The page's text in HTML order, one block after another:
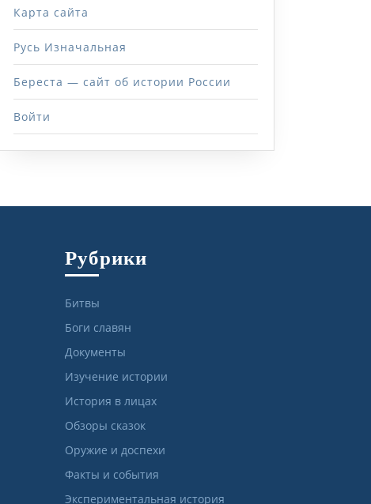
Карта сайта
Русь Изначальная
Береста — сайт об истории России
Войти
Рубрики
Битвы
Боги славян
Документы
Изучение истории
История в лицах
Обзоры сказок
Оружие и доспехи
Факты и события
Экспериментальная история